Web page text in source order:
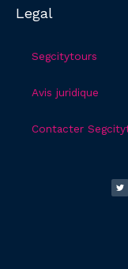
Legal
Segcitytours
Avis juridique
Contacter
i
t
t